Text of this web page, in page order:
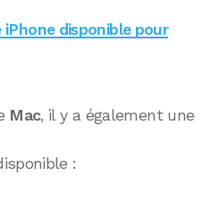
iPhone disponible pour
Mac, il y a également une
: